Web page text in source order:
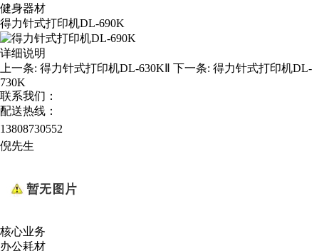
健身器材
得力针式打印机DL-690K
详细说明
上一条: 得力针式打印机DL-630KⅡ 下一条: 得力针式打印机DL-
730K
联系我们：
配送热线：
13808730552
倪先生
核心业务
办公耗材